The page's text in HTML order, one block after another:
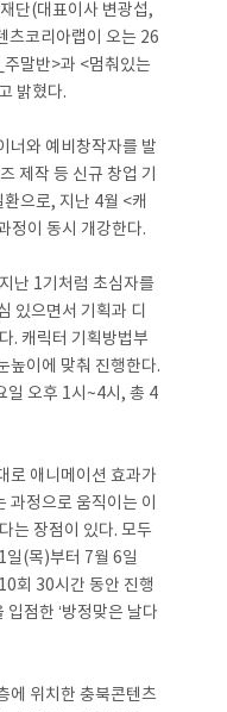
단(대표이사 변광섭,
츠코리아랩이 오는 26
말반>과 <멈춰있는
밝혔다.
너와 예비창작자를 발
제작 등 신규 창업 기
으로, 지난 4월 <캐
정이 동시 개강한다.
난 1기처럼 초심자를
있으면서 기획과 디
. 캐릭터 기획방법부
높이에 맞춰 진행한다.
일 오후 1시~4시, 총 4
로 애니메이션 효과가
과정으로 움직이는 이
는 장점이 있다. 모두
일(목)부터 7월 6일
회 30시간 동안 진행
점한 ‘방정맞은 날다
에 위치한 충북콘텐츠